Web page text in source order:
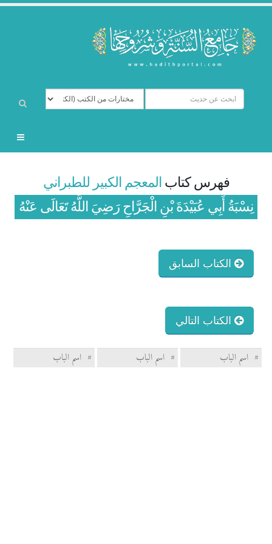
فهرس كتاب المعجم الكبير للطبراني
نِسْبَةُ أَبِي عُبَيْدَةَ بْنِ الْجَرَّاحِ رَضِيَ اللَّهُ تَعَالَى عَنْهُ
الكتاب السابق
الكتاب التالي
# اسم الباب # اسم الباب # اسم الباب